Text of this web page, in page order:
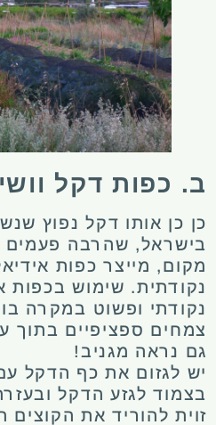
ב. כפות דקל
כן כן אותו דקל נפוץ
בישראל, שהרבה פעמים
מקום, מייצר כפות
נקודתית. שימוש בכפות
נקודתי ופשוט במקרה
צמחים ספציפיים בתוך
גם נראה מגניב!
יש לגזום את כף הדקל
בצמוד לגזע הדקל
זוית להוריד את הקוצים